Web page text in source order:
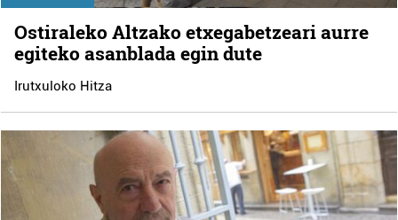
Ostiraleko Altzako etxegabetzeari aurre
egiteko asanblada egin dute
Irutxuloko Hitza